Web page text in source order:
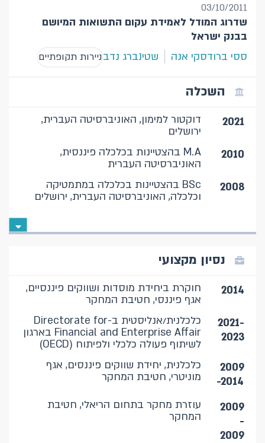
03/10/2011
שדרוג המודל לאמידת עקום התשואות המיושם
בבנק ישראל
ססי ברודסקי אנה
שטינברג נדבניירות תקופתיים
השכלה
2021
דוקטור למימון, האוניברסיטה העברית,
ירושלים
2010
M.A בהצטיינות בכלכלה פיננסית,
האוניברסיטה העברית
2008
BSc בהצטיינות בכלכלה במתמטיקה
וכלכלה, האוניברסיטה העברית, ירושלים
נסיון מקצועי
2014
חוקרת ביחידת מוסדות ושווקים פיננסיים,
אגף פיננסי, חטיבת המחקר
2021-
2023
כלכלנית/אנליסטית ב-Directorate for
Financial and Enterprise Affair בארגון
לשיתוף פעולה כלכלי ולפיתוח (OECD)
2009
-2014
כלכלנית, יחידת שווקים פיננסים, אגף
מוניטרי, חטיבת המחקר
2009
-
2009
עוזרת מחקר בתחום הריאלי, חטיבת
המחקר